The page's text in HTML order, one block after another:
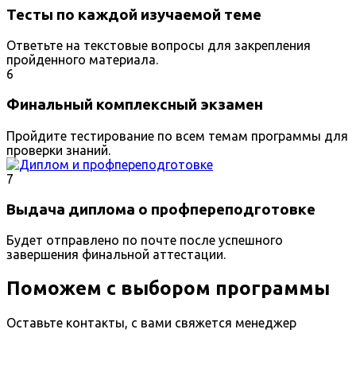
Тесты по каждой изучаемой теме
Ответьте на текстовые вопросы для закрепления
пройденного материала.
6
Финальный комплексный экзамен
Пройдите тестирование по всем темам программы для
проверки знаний.
7
Выдача диплома о профпереподготовке
Будет отправлено по почте после успешного
завершения финальной аттестации.
Поможем с выбором программы
Оставьте контакты, с вами свяжется менеджер